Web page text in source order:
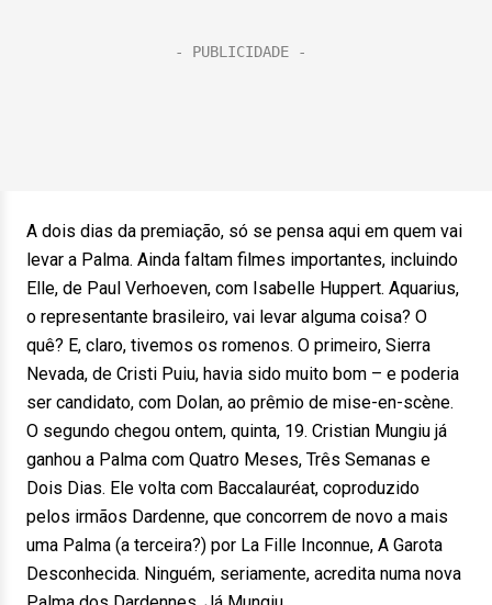
A dois dias da premiação, só se pensa aqui em quem vai
levar a Palma. Ainda faltam filmes importantes, incluindo
Elle, de Paul Verhoeven, com Isabelle Huppert. Aquarius,
o representante brasileiro, vai levar alguma coisa? O
quê? E, claro, tivemos os romenos. O primeiro, Sierra
Nevada, de Cristi Puiu, havia sido muito bom – e poderia
ser candidato, com Dolan, ao prêmio de mise-en-scène.
O segundo chegou ontem, quinta, 19. Cristian Mungiu já
ganhou a Palma com Quatro Meses, Três Semanas e
Dois Dias. Ele volta com Baccalauréat, coproduzido
pelos irmãos Dardenne, que concorrem de novo a mais
uma Palma (a terceira?) por La Fille Inconnue, A Garota
Desconhecida. Ninguém, seriamente, acredita numa nova